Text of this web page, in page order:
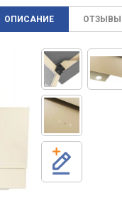
ОПИСАНИЕ ОТЗЫВЫ